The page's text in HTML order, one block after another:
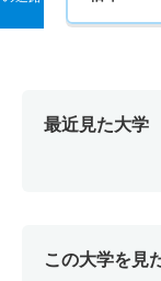
最近見た大学
この大学を見